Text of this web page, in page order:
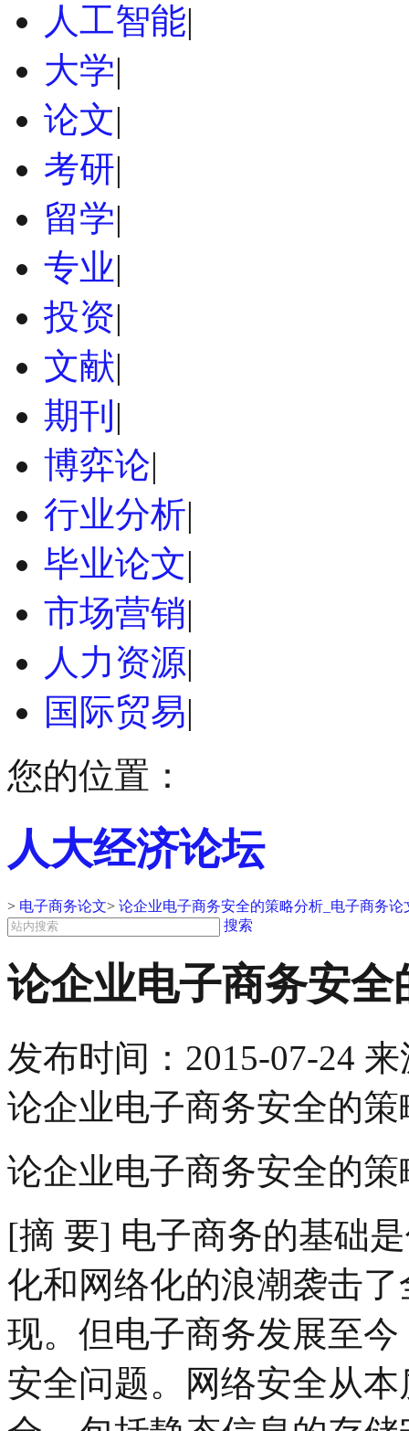
人工智能|
大学|
论文|
考研|
留学|
专业|
投资|
文献|
期刊 |
博弈论|
行业分析|
毕业论文|
市场营销|
人力资源|
国际贸易|
您的位置：
人大经济论坛
> 电子商务论文> 论企业电子商务安全的策略分析_电子商务论
搜索
论企业电子商务安
发布时间： 2015-07-24 来
论企业电子商务安全的
论企业电子商务安全的策
[摘 要] 电子商务的基础
化和网络化的浪潮袭击
现。但电子商务发展至
安全问题。网络安全从